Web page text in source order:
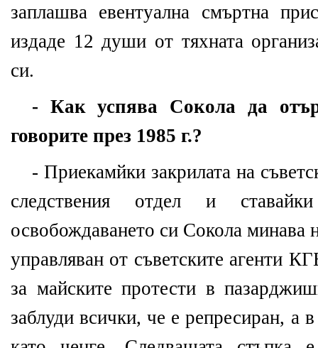
заплашва евентуална смъртна
издаде 12 души от тяхната
си.
- Как успява Сокола да
говорите през 1985 г.?
- Приекамйки закрилата на
следствения отдел и
освобождаването си Сокола минава
управляван от съветските агенти
за майските протести в
заблуди всички, че е репресиран, а